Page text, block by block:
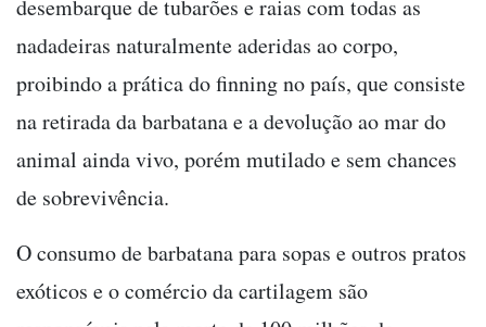
desembarque de tubarões e raias com todas as
nadadeiras naturalmente aderidas ao corpo,
proibindo a prática do finning no país, que consiste
na retirada da barbatana e a devolução ao mar do
animal ainda vivo, porém mutilado e sem chances
de sobrevivência.
O consumo de barbatana para sopas e outros pratos
exóticos e o comércio da cartilagem são